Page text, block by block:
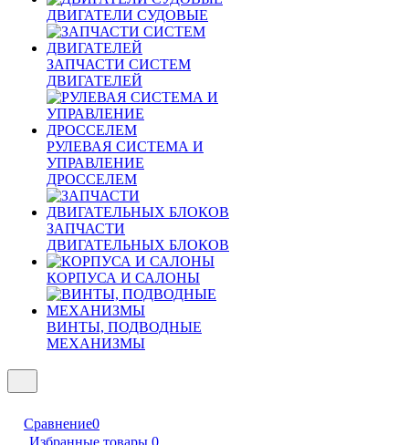
ДВИГАТЕЛИ СУДОВЫЕ
ЗАПЧАСТИ СИСТЕМ
ДВИГАТЕЛЕЙ
РУЛЕВАЯ СИСТЕМА И
УПРАВЛЕНИЕ
ДРОССЕЛЕМ
ЗАПЧАСТИ
ДВИГАТЕЛЬНЫХ БЛОКОВ
КОРПУСА И САЛОНЫ
ВИНТЫ, ПОДВОДНЫЕ
МЕХАНИЗМЫ
Сравнение0
Избранные товары 0